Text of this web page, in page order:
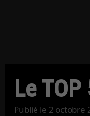
Le
Publié le 2 octobre